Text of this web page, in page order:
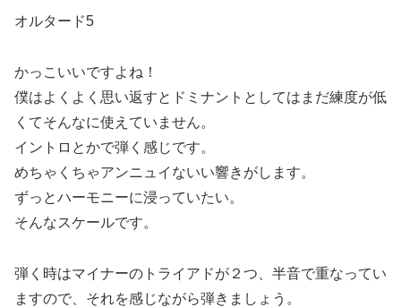
オルタード5
かっこいいですよね！
僕はよくよく思い返すとドミナントとしてはまだ練度が低
くてそんなに使えていません。
イントロとかで弾く感じです。
めちゃくちゃアンニュイないい響きがします。
ずっとハーモニーに浸っていたい。
そんなスケールです。
弾く時はマイナーのトライアドが２つ、半音で重なってい
ますので、それを感じながら弾きましょう。